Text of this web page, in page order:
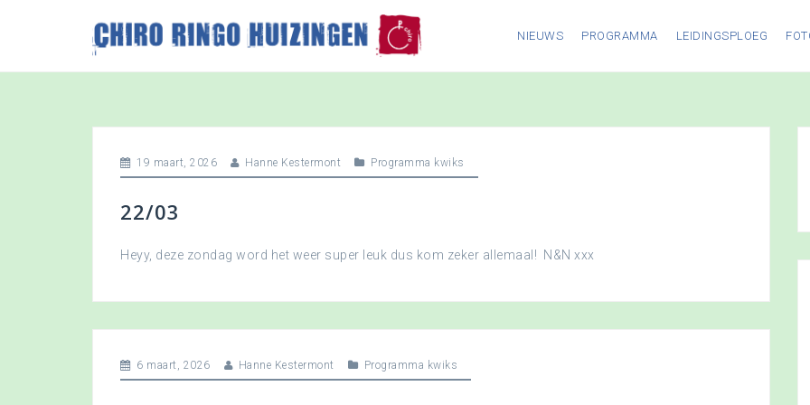
p
NIEUWS PROGRAMMA LEIDINGSPLOEG
19 maart, 2026 Hanne Kestermont Programma kwiks
22/03
Heyy, deze zondag word het weer super leuk dus kom zeker allemaal! N&N xxx
6 maart, 2026 Hanne Kestermont Programma kwiks